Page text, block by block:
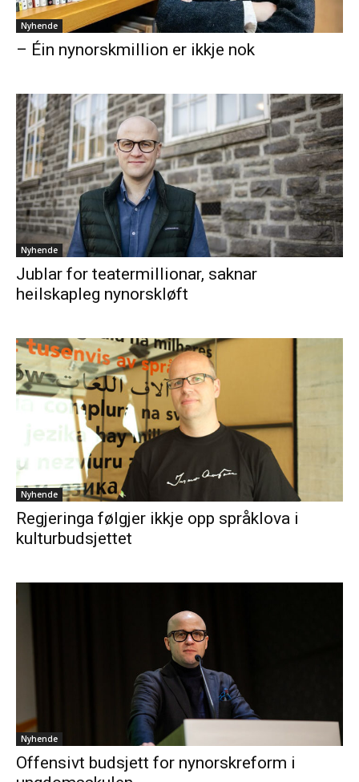
Nyhende
– Éin nynorskmillion er ikkje nok
Nyhende
Jublar for teatermillionar, saknar
heilskapleg nynorskløft
Nyhende
Regjeringa følgjer ikkje opp språklova i
kulturbudsjettet
Nyhende
Offensivt budsjett for nynorskreform i